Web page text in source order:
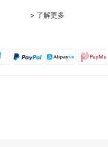
> 了解更多